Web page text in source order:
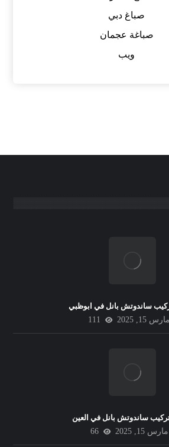
صباغ دبي
صباغة عجمان
ويب
ساندوتش بانل في ابوظبي
مارس 15, 2025
111
ساندوتش بانل في العين
مارس 15, 2025
66